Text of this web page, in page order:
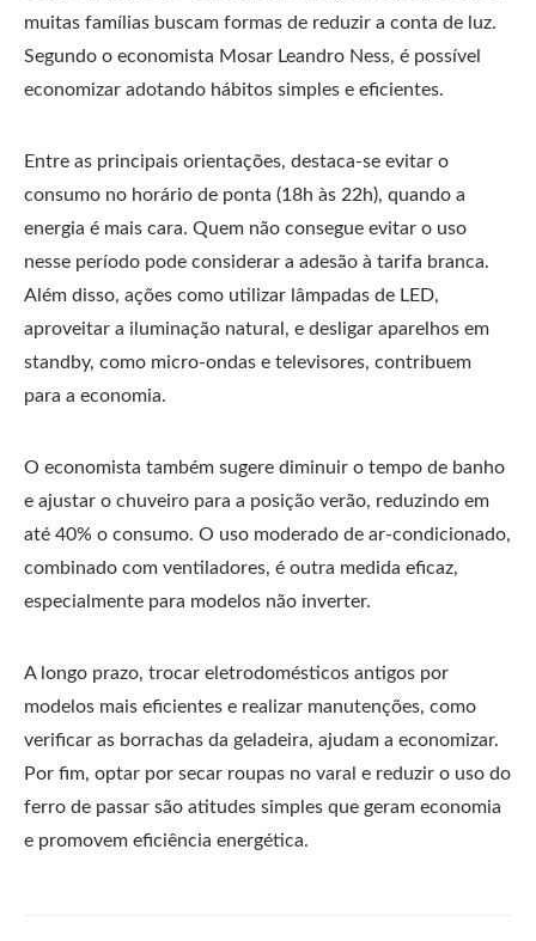
muitas famílias buscam formas de reduzir a conta de luz.
Segundo o economista Mosar Leandro Ness, é possível
economizar adotando hábitos simples e eficientes.
Entre as principais orientações, destaca-se evitar o
consumo no horário de ponta (18h às 22h), quando a
energia é mais cara. Quem não consegue evitar o uso
nesse período pode considerar a adesão à tarifa branca.
Além disso, ações como utilizar lâmpadas de LED,
aproveitar a iluminação natural, e desligar aparelhos em
standby, como micro-ondas e televisores, contribuem
para a economia.
O economista também sugere diminuir o tempo de banho
e ajustar o chuveiro para a posição verão, reduzindo em
até 40% o consumo. O uso moderado de ar-condicionado,
combinado com ventiladores, é outra medida eficaz,
especialmente para modelos não inverter.
A longo prazo, trocar eletrodomésticos antigos por
modelos mais eficientes e realizar manutenções, como
verificar as borrachas da geladeira, ajudam a economizar.
Por fim, optar por secar roupas no varal e reduzir o uso do
ferro de passar são atitudes simples que geram economia
e promovem eficiência energética.